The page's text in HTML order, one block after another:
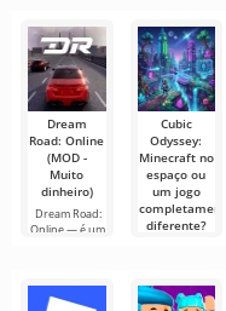
para edição de
vídeo,
garantindo um
programas de
TV em
Dream
Road: Online
(MOD -
Muito
dinheiro)
Dream Road:
Online — é um
Cubic
Odyssey:
Minecraft no
espaço ou
um jogo
completamente
diferente?
ficção científica